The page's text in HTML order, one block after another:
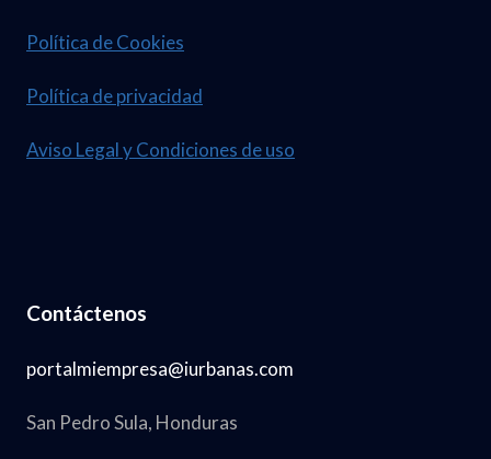
Política de Cookies
Política de privacidad
Aviso Legal y Condiciones de uso
Contáctenos
portalmiempresa@iurbanas.com
San Pedro Sula, Honduras